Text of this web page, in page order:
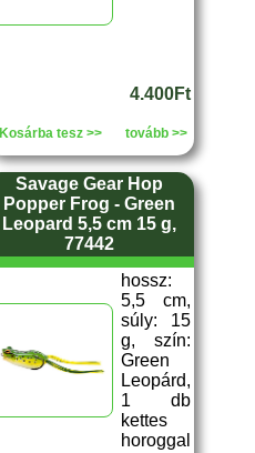
4.400Ft
Kosárba tesz >> tovább >>
Savage Gear Hop
Popper Frog - Green
Leopard 5,5 cm 15 g,
77442
hossz:
5,5 cm,
súly: 15
g, szín:
Green
Leopárd,
1 db
kettes
horoggal